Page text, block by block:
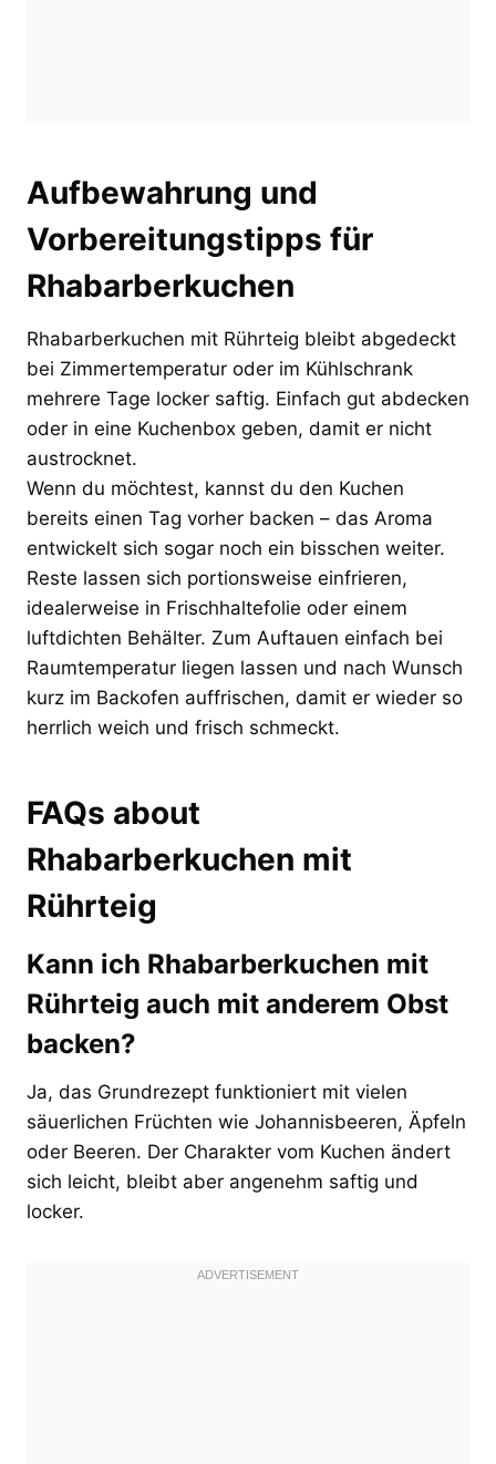
Aufbewahrung und
Vorbereitungstipps für
Rhabarberkuchen
Rhabarberkuchen mit Rührteig bleibt abgedeckt
bei Zimmertemperatur oder im Kühlschrank
mehrere Tage locker saftig. Einfach gut abdecken
oder in eine Kuchenbox geben, damit er nicht
austrocknet.
Wenn du möchtest, kannst du den Kuchen
bereits einen Tag vorher backen – das Aroma
entwickelt sich sogar noch ein bisschen weiter.
Reste lassen sich portionsweise einfrieren,
idealerweise in Frischhaltefolie oder einem
luftdichten Behälter. Zum Auftauen einfach bei
Raumtemperatur liegen lassen und nach Wunsch
kurz im Backofen auffrischen, damit er wieder so
herrlich weich und frisch schmeckt.
FAQs about
Rhabarberkuchen mit
Rührteig
Kann ich Rhabarberkuchen mit
Rührteig auch mit anderem Obst
backen?
Ja, das Grundrezept funktioniert mit vielen
säuerlichen Früchten wie Johannisbeeren, Äpfeln
oder Beeren. Der Charakter vom Kuchen ändert
sich leicht, bleibt aber angenehm saftig und
locker.